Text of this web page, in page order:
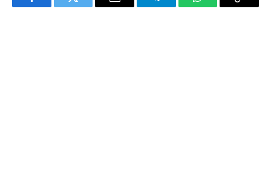
FacebookTwitter Email TelegramWhatsAppCopy